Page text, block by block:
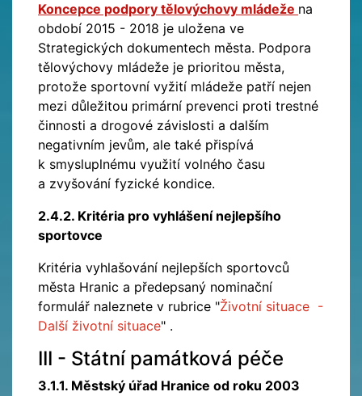
Koncepce podpory tělovýchovy mládeže na
období 2015 - 2018 je uložena ve
Strategických dokumentech města. Podpora
tělovýchovy mládeže je prioritou města,
protože sportovní vyžití mládeže patří nejen
mezi důležitou primární prevenci proti trestné
činnosti a drogové závislosti a dalším
negativním jevům, ale také přispívá
k smysluplnému využití volného času
a zvyšování fyzické kondice.
2.4.2. Kritéria pro vyhlášení nejlepšího
sportovce
Kritéria vyhlašování nejlepších sportovců
města Hranic a předepsaný nominační
formulář naleznete v rubrice "Životní situace -
Další životní situace" .
III - Státní památková péče
3.1.1. Městský úřad Hranice od roku 2003